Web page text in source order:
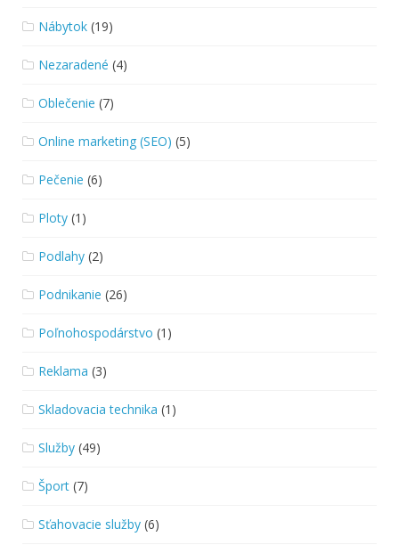
Nábytok (19)
Nezaradené (4)
Oblečenie (7)
Online marketing (SEO) (5)
Pečenie (6)
Ploty (1)
Podlahy (2)
Podnikanie (26)
Poľnohospodárstvo (1)
Reklama (3)
Skladovacia technika (1)
Služby (49)
Šport (7)
Sťahovacie služby (6)